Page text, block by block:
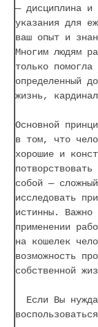
— дисциплина и
указания для
ваш опыт и
Многим людям
только
определенный
жизнь,
Основной
в том, что
хорошие и
собой —
исследовать
истинны. Важно
применении
на кошелек
возможность
собственной
Если Вы